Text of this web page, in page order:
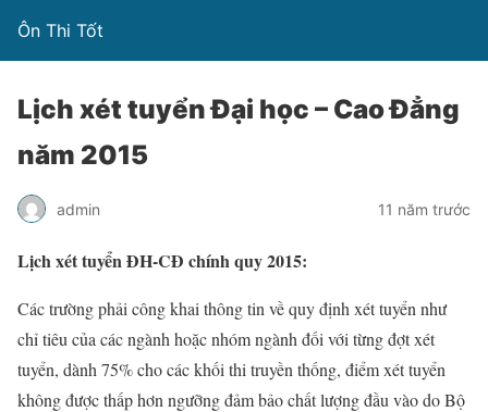
Ôn Thi Tốt
Lịch xét tuyển Đại học – Cao Đẳng
năm 2015
admin 11 năm trước
Lịch xét tuyển ĐH-CĐ chính quy 2015:
Các trường phải công khai thông tin về quy định xét tuyển như
chỉ tiêu của các ngành hoặc nhóm ngành đối với từng đợt xét
tuyển, dành 75% cho các khối thi truyền thống, điểm xét tuyển
không được thấp hơn ngưỡng đảm bảo chất lượng đầu vào do Bộ